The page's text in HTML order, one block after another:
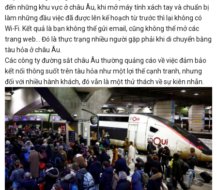
đến những khu vực ở châu Âu, khi mở máy tính xách tay và chuẩn bị
làm những đầu việc đã được lên kế hoạch từ trước thì lại không có
Wi-Fi. Kết quả là bạn không thể gửi email, cũng không thể mở các
trang web… Đó là thực trạng nhiều người gặp phải khi di chuyển bằng
tàu hỏa ở châu Âu.
Các công ty đường sắt châu Âu thường quảng cáo về việc đảm bảo
kết nối thông suốt trên tàu hỏa như một lợi thế cạnh tranh, nhưng
đối với nhiều hành khách, đó vẫn là một thử thách về sự kiên nhẫn.